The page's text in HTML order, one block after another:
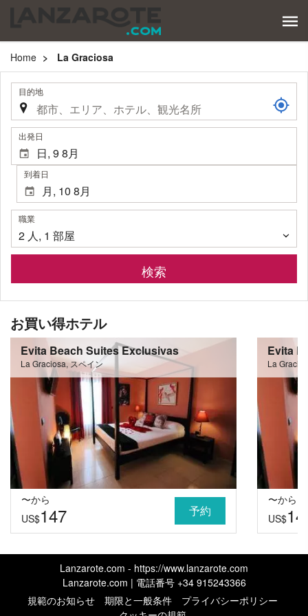
Home La Graciosa
目的地
出発日
到着日
職
業
職業
2 人, 1 部屋
検索
お買い得ホテル
Evita Beach Suites Exclusivas
La Graciosa, スペイン
〜から
US$147 予約
Evita
La
〜から
US$
Lanzarote.com - https://www.lanzarote.com
Lanzarote.com | 電話番号 +34 915243366
規範のお知らせ
期限と一般条件
プライバシーポリシー